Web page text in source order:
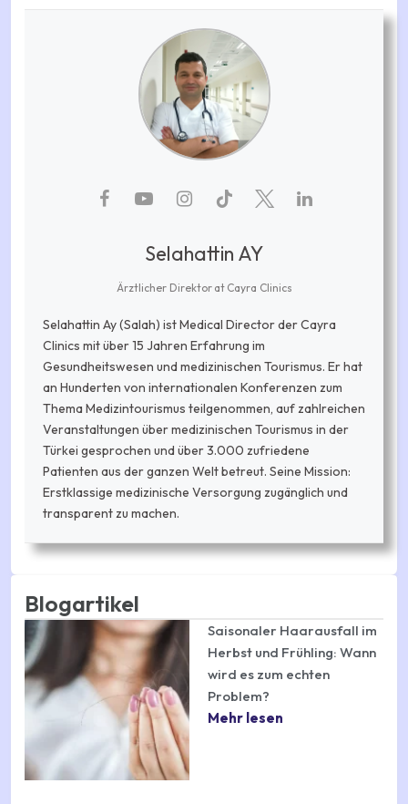
Selahattin AY
Ärztlicher Direktor at Cayra Clinics
Selahattin Ay (Salah) ist Medical Director der Cayra
Clinics mit über 15 Jahren Erfahrung im
Gesundheitswesen und medizinischen Tourismus. Er hat
an Hunderten von internationalen Konferenzen zum
Thema Medizintourismus teilgenommen, auf zahlreichen
Veranstaltungen über medizinischen Tourismus in der
Türkei gesprochen und über 3.000 zufriedene
Patienten aus der ganzen Welt betreut. Seine Mission:
Erstklassige medizinische Versorgung zugänglich und
transparent zu machen.
Blogartikel
Saisonaler Haarausfall im
Herbst und Frühling: Wann
wird es zum echten
Problem?
Mehr lesen